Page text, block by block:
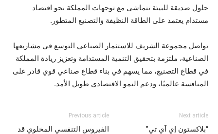
حلول صديقة للبيئة تتماشى مع توجهات المملكة نحو اقتصاد
مستدام يعتمد على الطاقة النظيفة والتصنيع المتطور.
تواصل مجموعة الشريف للاستثمار الصناعي التوسع في مشاريعها
الصناعية، ملتزمة بتحقيق التنمية المستدامة وتعزيز ريادة المملكة
في قطاع التصنيع، مما يسهم في بناء قطاع صناعي قوي قادر على
المنافسة عالميًا، ودعم النمو الاقتصادي طويل الأمد.
Previous article
الفيروس التنفسي المخلوي قد
Next article
“بلاكستون إي آي تي”